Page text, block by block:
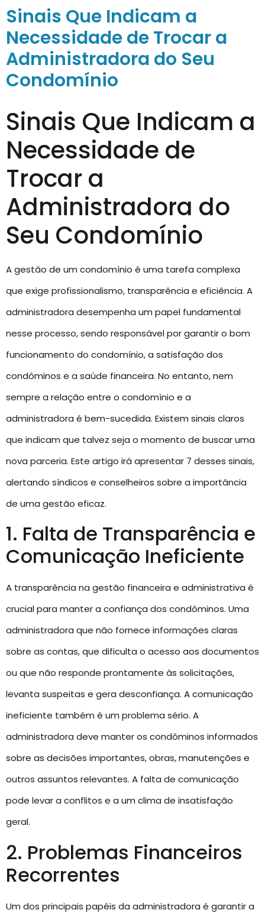
Sinais Que Indicam a
Necessidade de Trocar a
Administradora do Seu
Condomínio
Sinais Que Indicam a
Necessidade de
Trocar a
Administradora do
Seu Condomínio
A gestão de um condomínio é uma tarefa complexa
que exige profissionalismo, transparência e eficiência. A
administradora desempenha um papel fundamental
nesse processo, sendo responsável por garantir o bom
funcionamento do condomínio, a satisfação dos
condôminos e a saúde financeira. No entanto, nem
sempre a relação entre o condomínio e a
administradora é bem-sucedida. Existem sinais claros
que indicam que talvez seja o momento de buscar uma
nova parceria. Este artigo irá apresentar 7 desses sinais,
alertando síndicos e conselheiros sobre a importância
de uma gestão eficaz.
1. Falta de Transparência e
Comunicação Ineficiente
A transparência na gestão financeira e administrativa é
crucial para manter a confiança dos condôminos. Uma
administradora que não fornece informações claras
sobre as contas, que dificulta o acesso aos documentos
ou que não responde prontamente às solicitações,
levanta suspeitas e gera desconfiança. A comunicação
ineficiente também é um problema sério. A
administradora deve manter os condôminos informados
sobre as decisões importantes, obras, manutenções e
outros assuntos relevantes. A falta de comunicação
pode levar a conflitos e a um clima de insatisfação
geral.
2. Problemas Financeiros
Recorrentes
Um dos principais papéis da administradora é garantir a